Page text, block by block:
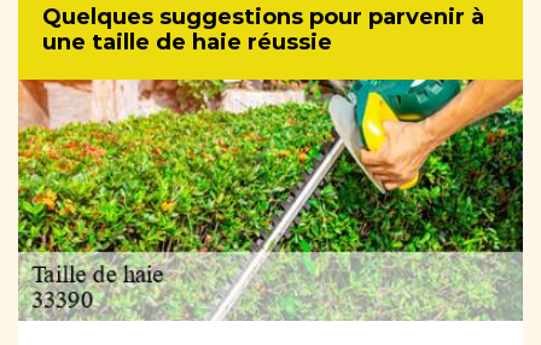
Quelques suggestions pour parvenir à
une taille de haie réussie